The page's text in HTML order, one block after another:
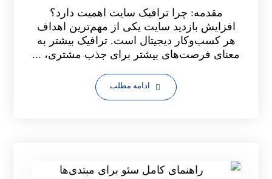
مقدمه: چرا ترافیک سایت اهمیت دارد؟
افزایش بازدید سایت یکی از مهم‌ترین اهداف
هر کسب‌وکار دیجیتال است. ترافیک بیشتر به
معنای فرصت‌های بیشتر برای جذب مشتری، ...
ادامه مطلب